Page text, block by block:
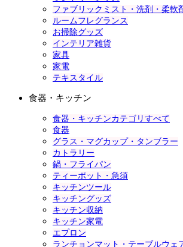
ファブリックミスト・洗剤・柔軟
ルームフレグランス
お掃除グッズ
インテリア雑貨
家具
家電
テキスタイル
食器・キッチン
食器・キッチンカテゴリすべて
食器
グラス・マグカップ・タンブラー
カトラリー
鍋・フライパン
ティーポット・急須
キッチンツール
キッチングッズ
キッチン収納
キッチン家電
エプロン
ランチョンマット・テーブルウェ